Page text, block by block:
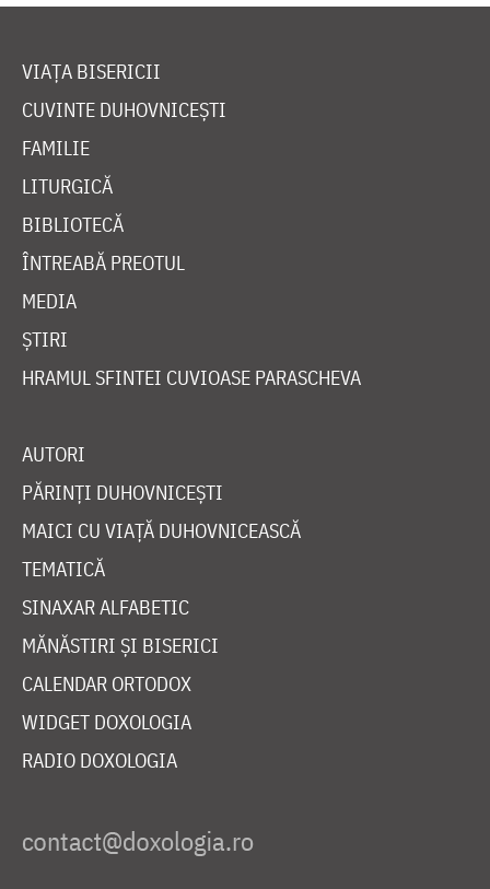
VIAȚA BISERICII
CUVINTE DUHOVNICEȘTI
FAMILIE
LITURGICĂ
BIBLIOTECĂ
ÎNTREABĂ PREOTUL
MEDIA
ȘTIRI
HRAMUL SFINTEI CUVIOASE PARASCHEVA
AUTORI
PĂRINȚI DUHOVNICEȘTI
MAICI CU VIAȚĂ DUHOVNICEASCĂ
TEMATICĂ
SINAXAR ALFABETIC
MĂNĂSTIRI ȘI BISERICI
CALENDAR ORTODOX
WIDGET DOXOLOGIA
RADIO DOXOLOGIA